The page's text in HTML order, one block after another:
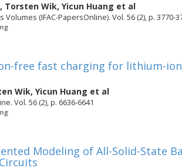
, Torsten Wik, Yicun Huang et al
Volumes (IFAC-PapersOnline). Vol. 56 (2), p. 3770-
free fast charging for lithium-
Wik, Yicun Huang et al
Vol. 56 (2), p. 6636-6641
Modeling of All-Solid-State